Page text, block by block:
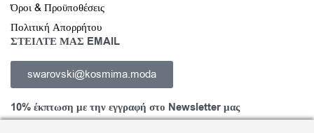
Όροι & Προϋποθέσεις
Πολιτική Απορρήτου
ΣΤΕΙΛΤΕ ΜΑΣ EMAIL
swarovski@kosmima.moda
10% έκπτωση με την εγγραφή στο Newsletter μας